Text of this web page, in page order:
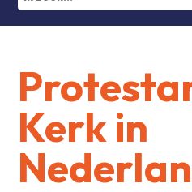
Kerk in